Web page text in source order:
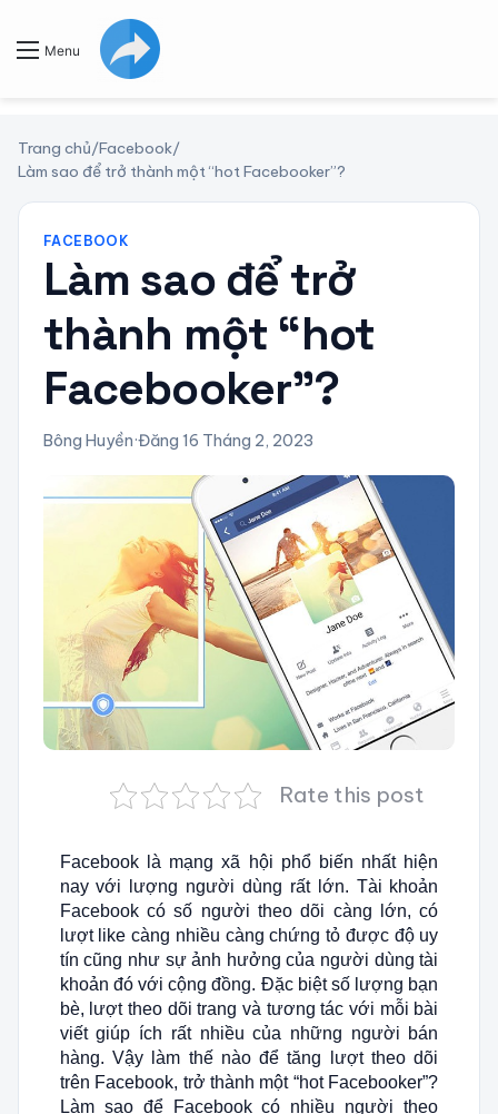
Menu
Trang chủ/Facebook/
Làm sao để trở thành một “hot Facebooker”?
FACEBOOK
Làm sao để trở
thành một “hot
Facebooker”?
Bông Huyền·Đăng 16 Tháng 2, 2023
Rate this post
Facebook là mạng xã hội phổ biến nhất hiện
nay với lượng người dùng rất lớn. Tài khoản
Facebook có số người theo dõi càng lớn, có
lượt like càng nhiều càng chứng tỏ được độ uy
tín cũng như sự ảnh hưởng của người dùng tài
khoản đó với cộng đồng. Đặc biệt số lượng bạn
bè, lượt theo dõi trang và tương tác với mỗi bài
viết giúp ích rất nhiều của những người bán
hàng. Vậy làm thế nào để tăng lượt theo dõi
trên Facebook, trở thành một “hot Facebooker”?
Làm sao để Facebook có nhiều người theo